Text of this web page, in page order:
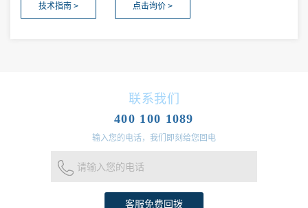
技术指南 > 点击询价 >
联系我们
400 100 1089
输入您的电话，我们即刻给您回电
请输入您的电话